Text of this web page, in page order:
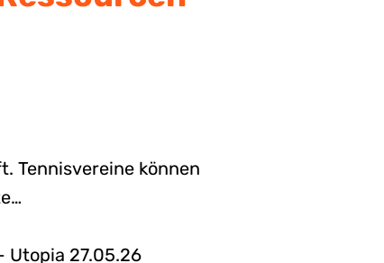
Tennisvereine können
Utopia 27.05.26